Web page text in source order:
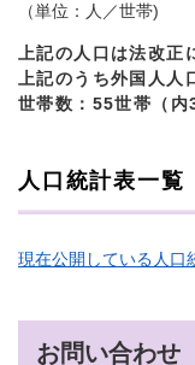
（単位：人／世帯)
上記の人口は法改正
上記のうち外国人
世帯数：55世帯（内
人口統計表一覧
現在公開している人口
お問い合わせ